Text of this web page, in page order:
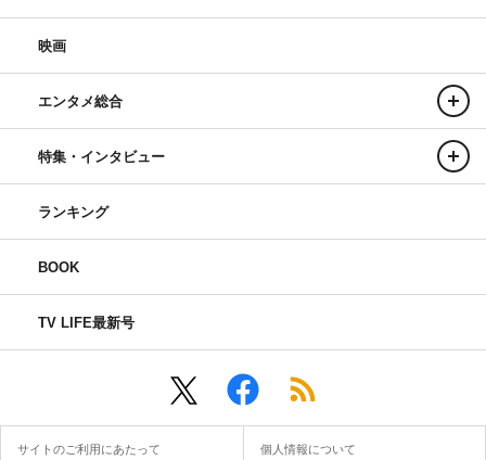
映画
エンタメ総合
特集・インタビュー
ランキング
BOOK
TV LIFE最新号
サイトのご利用にあたって 個人情報について